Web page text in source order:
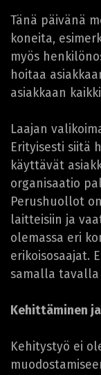
Tänä päivänä
koneita,
myös
hoitaa
asiakkaan
Laajan
Erityisesti siitä
käyttävät
organisaatio
Perushuollot
laitteisiin ja
olemassa eri
erikoisosaajat.
samalla tavalla
Kehittäminen
Kehitystyö ei